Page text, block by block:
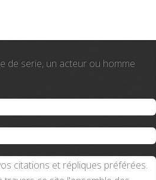
de serie, un acteur ou homme